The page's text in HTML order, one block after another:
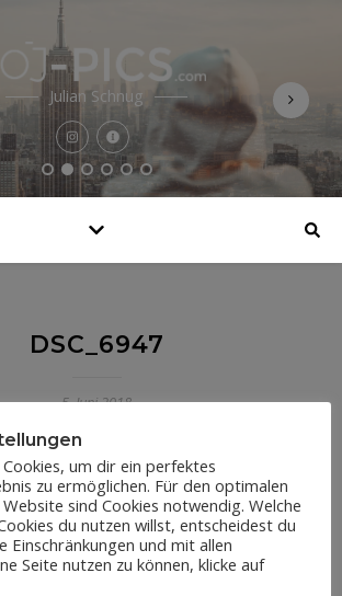
Julian Schnug
DSC_6947
5. Juni 2018
um dir ein perfektes
zu ermöglichen. Für den optimalen
sind Cookies notwendig. Welche
du nutzen willst, entscheidest du
Einschränkungen und mit allen
Seite nutzen zu können, klicke auf